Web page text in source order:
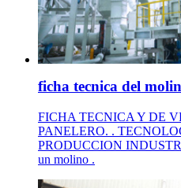
ficha tecnica del
FICHA TECNICA Y DE
PANELERO. .
PRODUCCION
un molino .